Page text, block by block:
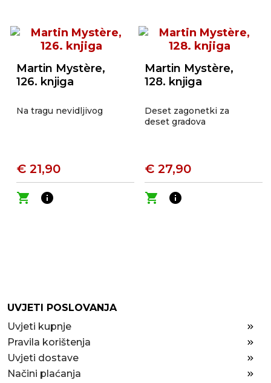
Martin Mystère,
126. knjiga
Na tragu nevidljivog
€ 21,90
shopping_cart
info
Martin Mystère,
128. knjiga
Deset zagonetki za
deset gradova
€ 27,90
shopping_cart
info
UVJETI POSLOVANJA
Uvjeti kupnje
Pravila korištenja
Uvjeti dostave
Načini plaćanja